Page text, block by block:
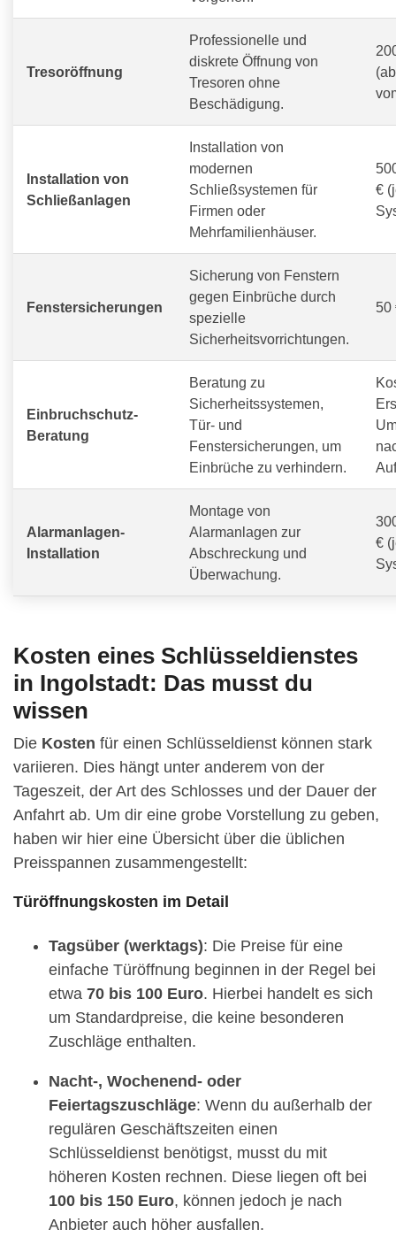
Tresoröffnung
Professionelle und
diskrete Öffnung von
Tresoren ohne
Beschädigung.
Installation von
Schließanlagen
Installation von
modernen
Schließsystemen für
Firmen oder
Mehrfamilienhäuser.
€
Fenstersicherungen
Sicherung von Fenstern
gegen Einbrüche durch
spezielle
Sicherheitsvorrichtungen.
50
Einbruchschutz-
Beratung
Beratung zu
Sicherheitssystemen,
Tür- und
Fenstersicherungen, um
Einbrüche zu verhindern.
Alarmanlagen-
Installation
Montage von
Alarmanlagen zur
Abschreckung und
Überwachung.
€
Kosten eines Schlüsseldienstes
in Ingolstadt: Das musst du
wissen
Die Kosten für einen Schlüsseldienst können stark
variieren. Dies hängt unter anderem von der
Tageszeit, der Art des Schlosses und der Dauer der
Anfahrt ab. Um dir eine grobe Vorstellung zu geben,
haben wir hier eine Übersicht über die üblichen
Preisspannen zusammengestellt:
Türöffnungskosten im Detail
Tagsüber (werktags): Die Preise für eine
einfache Türöffnung beginnen in der Regel bei
etwa 70 bis 100 Euro. Hierbei handelt es sich
um Standardpreise, die keine besonderen
Zuschläge enthalten.
Nacht-, Wochenend- oder
Feiertagszuschläge: Wenn du außerhalb der
regulären Geschäftszeiten einen
Schlüsseldienst benötigst, musst du mit
höheren Kosten rechnen. Diese liegen oft bei
100 bis 150 Euro, können jedoch je nach
Anbieter auch höher ausfallen.